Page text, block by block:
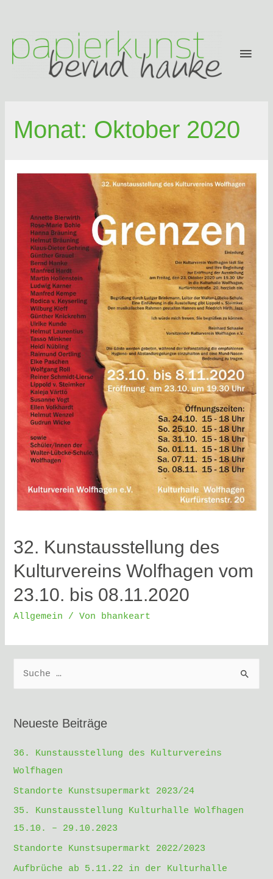
springen
Monat: Oktober 2020
32. Kunstausstellung des
Kulturvereins Wolfhagen vom
23.10. bis 08.11.2020
Allgemein / Von bhankeart
h
n
n
a
c
h
:
Neueste Beiträge
36. Kunstausstellung des Kulturvereins
Wolfhagen
Standorte Kunstsupermarkt 2023/24
35. Kunstausstellung Kulturhalle Wolfhagen
15.10. – 29.10.2023
Standorte Kunstsupermarkt 2022/2023
Aufbrüche ab 5.11.22 in der Kulturhalle